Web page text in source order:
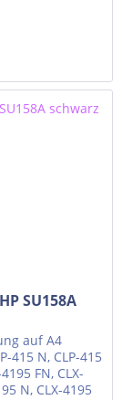
SU158A
auf A4
415 N, CLP-415
FN, CLX-
N, CLX-4195